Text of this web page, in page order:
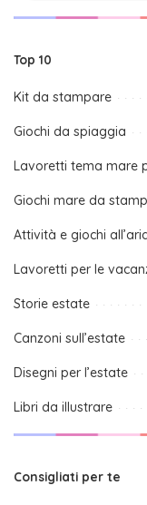
Top 10
Kit da stampare
Giochi da spiaggia
Lavoretti tema mare
Giochi mare da
Attività e giochi
Lavoretti per le
Storie estate
Canzoni sull’estate
Disegni per l’estate
Libri da illustrare
Consigliati per te